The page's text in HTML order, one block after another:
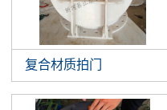
复合材质拍门